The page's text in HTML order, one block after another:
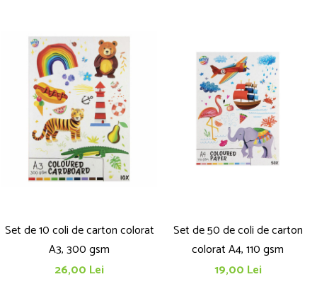
Set de 10 coli de carton colorat
A3, 300 gsm
26,00 Lei
Set de 50 de coli de carton
colorat A4, 110 gsm
19,00 Lei